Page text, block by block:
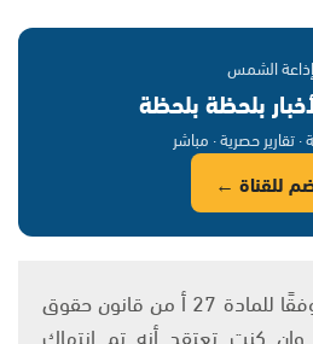
إذاعة الشمس
بلحظة بلحظة
· تقارير حصرية · مباشر
للقناة ←
يتم الاستخدام المواد وفقًا للمادة 27 أ من قانون حقوق
والنشر 2007، وإن كنت تعتقد أنه تم انتهاك